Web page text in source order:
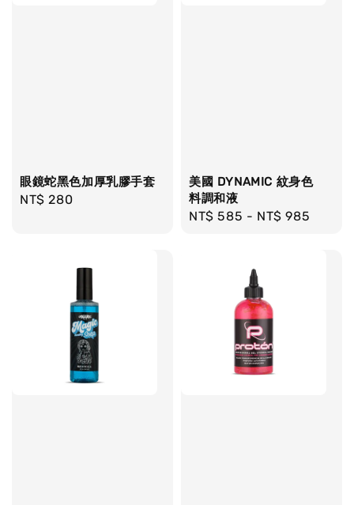
眼鏡蛇黑色加厚乳膠手套
Regular
NT$ 280
美國 DYNAMIC 紋身色
料調和液
Regular
NT$ 585 - NT$ 985